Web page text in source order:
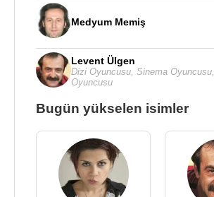
Medyum Memiş
Levent Ülgen
Dizi Oyuncusu, Sinema Oyuncusu,
Oyuncusu
Bugün yükselen isimler